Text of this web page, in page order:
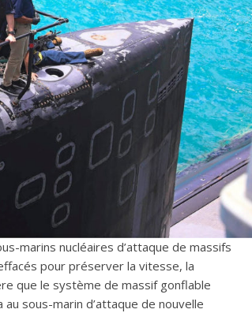
marins nucléaires d’attaque de massifs
pour préserver la vitesse, la
que le système de massif gonflable
sous-marin d’attaque de nouvelle